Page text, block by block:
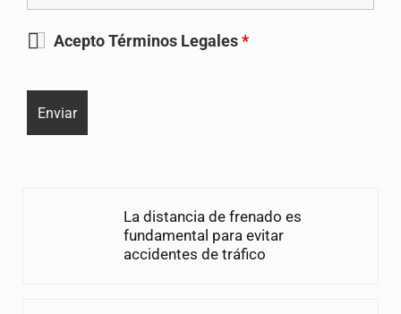
Acepto Términos Legales*
La distancia de frenado es
fundamental para evitar
accidentes de tráfico